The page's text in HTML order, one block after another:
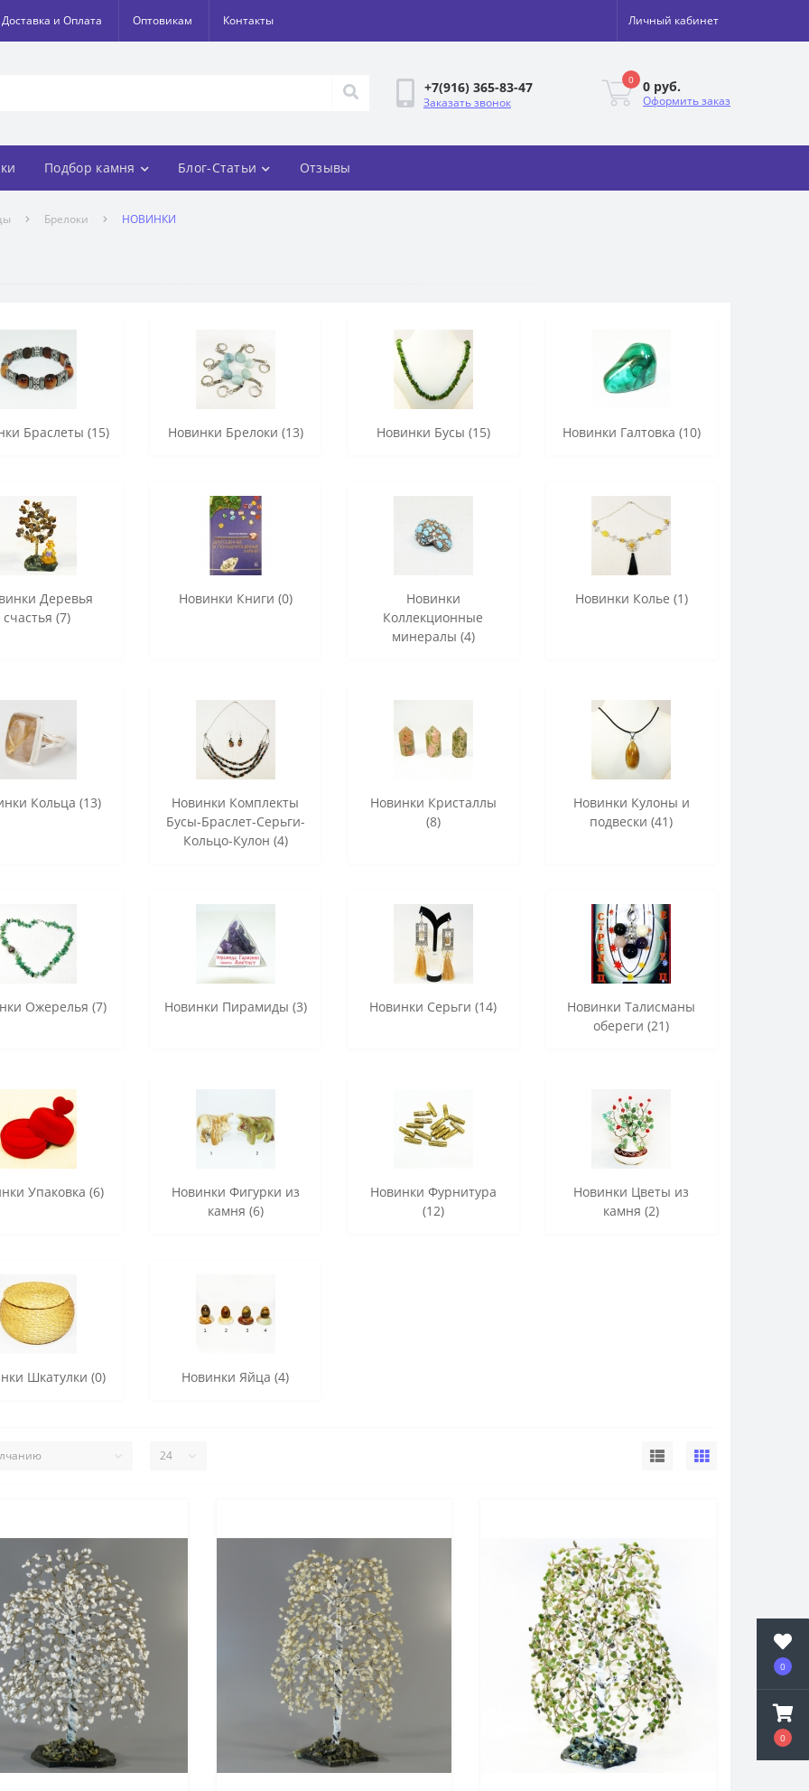
0
0
Доставка и Оплата Оптовикам Контакты Личный кабинет
+7(916) 365-83-47
Заказать звонок
0 0 руб.
Оформить заказ
Подбор камня Блог-Статьи Отзывы
Брелоки НОВИНКИ
Браслеты (15) Новинки Брелоки (13) Новинки Бусы (15) Новинки Галтовка (10)
Деревья
счастья (7)
Новинки Книги (0)
Новинки
Коллекционные
минералы (4)
Новинки Колье (1)
Кольца (13)
Новинки Комплекты
Бусы-Браслет-Серьги-
Кольцо-Кулон (4)
Новинки Кристаллы
(8)
Новинки Кулоны и
подвески (41)
Ожерелья (7) Новинки Пирамиды (3) Новинки Серьги (14)
Новинки Талисманы
обереги (21)
Упаковка (6)
Новинки Фигурки из
камня (6)
Новинки Фурнитура
(12)
Новинки Цветы из
камня (2)
Шкатулки (0) Новинки Яйца (4)